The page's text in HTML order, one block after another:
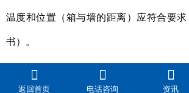
温度和位置（箱与墙的距离）应符合要
书）。
返回首页 电话咨询 资讯